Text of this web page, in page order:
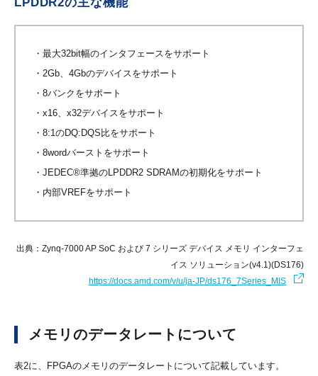
・最大32bit幅のインタフェースをサポート
・2Gb、4Gbのデバイスをサポート
・8バンクをサポート
・x16、x32デバイスをサポート
・8:1のDQ:DQS比をサポート
・8wordバーストをサポート
・JEDEC®準拠のLPDDR2 SDRAMの初期化をサポート
・内部VREFをサポート
出典：Zynq-7000 AP SoC および 7 シリーズ デバイス メモリ インターフェ
イス ソリューション(v4.1)(DS176)
https://docs.amd.com/v/u/ja-JP/ds176_7Series_MIS
メモリのデータレートについて
表2に、FPGAのメモリのデータレートについて記載しています。